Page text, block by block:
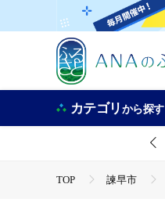
カテゴリから探す
TOP 諫早市